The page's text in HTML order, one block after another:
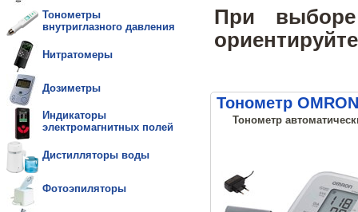
Тонометры
внутриглазного давления
Нитратомеры
Дозиметры
Индикаторы
электромагнитных полей
Дистилляторы воды
Фотоэпиляторы
При выборе
Тонометр
Тонометр